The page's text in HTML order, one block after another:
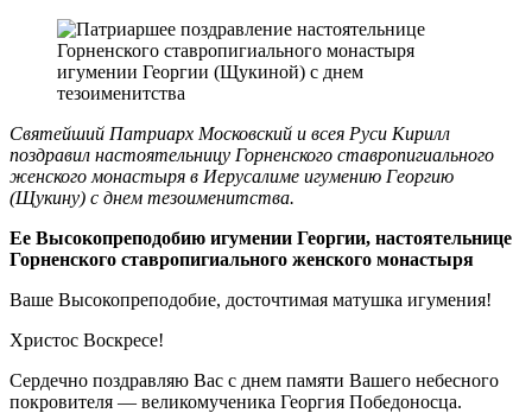
Святейший Патриарх Московский и всея Руси Кирилл
поздравил настоятельницу Горненского ставропигиального
женского монастыря в Иерусалиме игумению Георгию
(Щукину) с днем тезоименитства.
Ее Высокопреподобию игумении Георгии, настоятельнице
Горненского ставропигиального женского монастыря
Ваше Высокопреподобие, досточтимая матушка игумения!
Христос Воскресе!
Сердечно поздравляю Вас с днем памяти Вашего небесного
покровителя — великомученика Георгия Победоносца.